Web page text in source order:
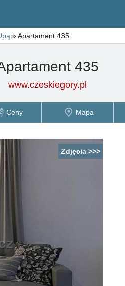
»Apartament 435
435
www.czeskiegory.pl
Ceny Mapa
Zdjęcia >>>